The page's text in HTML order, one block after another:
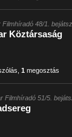
48/1.
Köztársaság
1 megosztás
Filmhíradó 51/5.